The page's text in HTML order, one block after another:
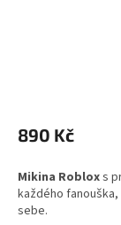
produktu
je
z
5
hvězdiček.
890 Kč
Mikina Robloxs
každého
sebe.